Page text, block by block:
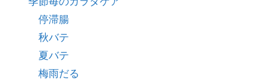
停滞腸
秋バテ
夏バテ
梅雨だる